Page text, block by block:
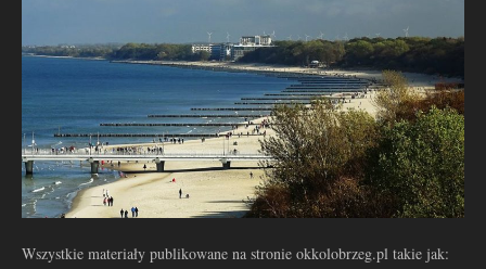
Wszystkie materiały publikowane na stronie okkolobrzeg.pl takie jak: